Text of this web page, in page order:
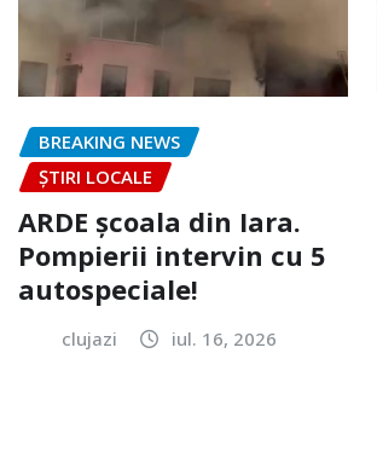
BREAKING NEWS
ȘTIRI LOCALE
ARDE școala din Iara.
Pompierii intervin cu 5
autospeciale!
clujazi iul. 16, 2026